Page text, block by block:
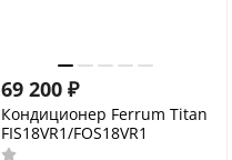
69 200 ₽
Кондиционер Ferrum Titan
FIS18VR1/FOS18VR1